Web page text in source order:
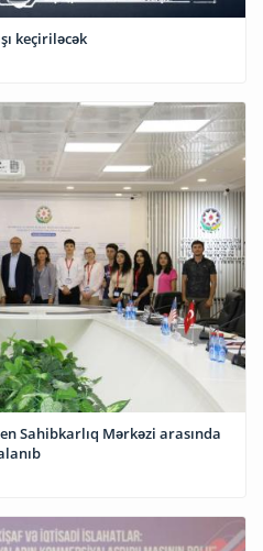
keçiriləcək
Sahibkarlıq Mərkəzi arasında